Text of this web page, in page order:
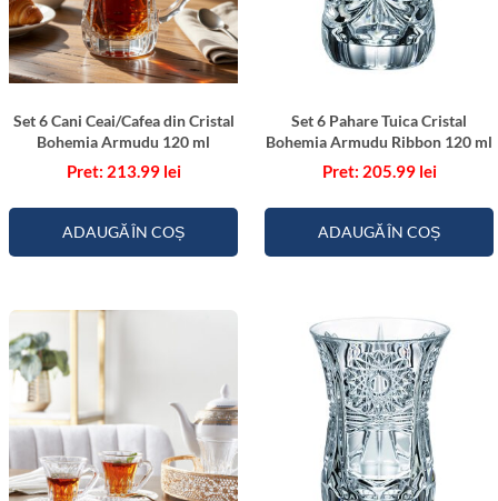
Set 6 Cani Ceai/Cafea din Cristal
Bohemia Armudu 120 ml
213.99 lei
ADAUGĂ ÎN COȘ
Set 6 Pahare Tuica Cristal
Bohemia Armudu Ribbon 120 ml
205.99 lei
ADAUGĂ ÎN COȘ